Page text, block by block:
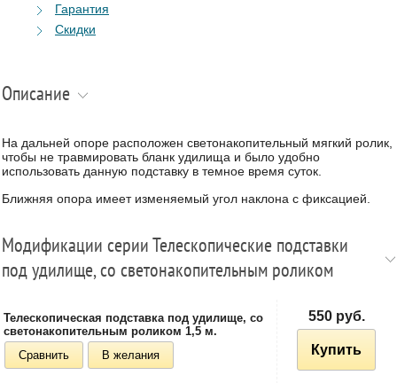
Гарантия
Скидки
Описание
На дальней опоре расположен светонакопительный мягкий ролик,
чтобы не травмировать бланк удилища и было удобно
использовать данную подставку в темное время суток.
Ближняя опора имеет изменяемый угол наклона с фиксацией.
Модификации серии Телескопические подставки
под удилище, со светонакопительным роликом
Телескопическая подставка под удилище, со
светонакопительным роликом 1,5 м.
Сравнить
В желания
550 руб.
Купить